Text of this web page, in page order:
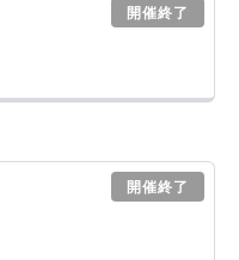
開催終了
開催終了